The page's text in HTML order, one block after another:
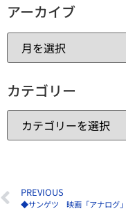
アーカイブ
カテゴリー
PREVIOUS